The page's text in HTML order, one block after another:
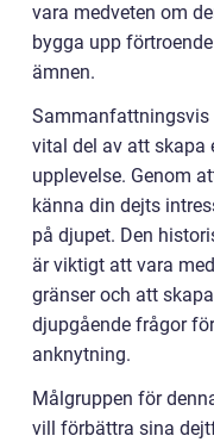
vara medveten om
bygga upp
ämnen.
Sammanfattningsvis
vital del av att
upplevelse. Genom
känna din dejts
på djupet. Den
är viktigt att vara
gränser och att
djupgående frågor
anknytning.
Målgruppen för
vill förbättra sina